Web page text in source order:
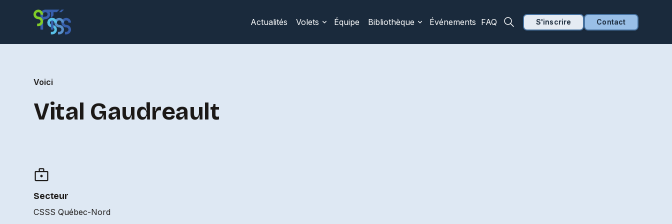
Actualités Volets Équipe Bibliothèque Événements FAQ S'inscrire Contact
Voici
Vital Gaudreault
Secteur
CSSS Québec-Nord